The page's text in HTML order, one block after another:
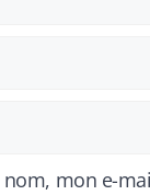
mon e-